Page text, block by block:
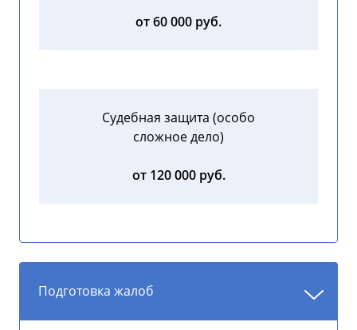
от 60 000 руб.
Судебная защита (особо
сложное дело)
от 120 000 руб.
Подготовка жалоб